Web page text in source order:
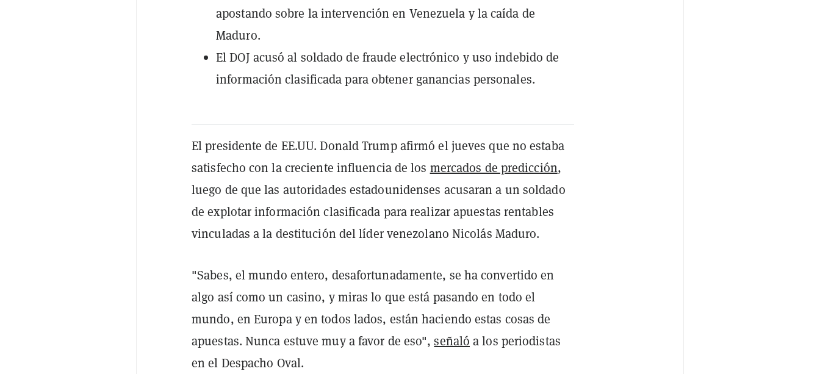
apostando sobre la intervención en Venezuela y la caída de
Maduro.
El DOJ acusó al soldado de fraude electrónico y uso indebido de
información clasificada para obtener ganancias personales.
El presidente de EE.UU. Donald Trump afirmó el jueves que no estaba
satisfecho con la creciente influencia de los mercados de predicción,
luego de que las autoridades estadounidenses acusaran a un soldado
de explotar información clasificada para realizar apuestas rentables
vinculadas a la destitución del líder venezolano Nicolás Maduro.
"Sabes, el mundo entero, desafortunadamente, se ha convertido en
algo así como un casino, y miras lo que está pasando en todo el
mundo, en Europa y en todos lados, están haciendo estas cosas de
apuestas. Nunca estuve muy a favor de eso",señaló a los periodistas
en el Despacho Oval.